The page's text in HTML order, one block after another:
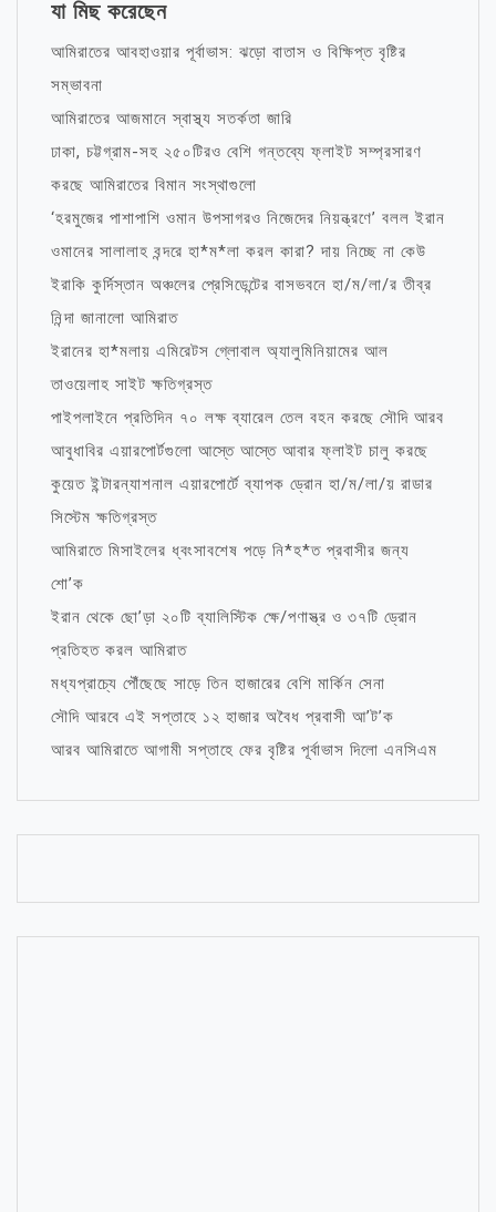
যা মিছ করেছেন
আমিরাতের আবহাওয়ার পূর্বাভাস: ঝড়ো বাতাস ও বিক্ষিপ্ত বৃষ্টির
সম্ভাবনা
আমিরাতের আজমানে স্বাস্থ্য সতর্কতা জারি
ঢাকা, চট্টগ্রাম-সহ ২৫০টিরও বেশি গন্তব্যে ফ্লাইট সম্প্রসারণ
করছে আমিরাতের বিমান সংস্থাগুলো
‘হরমুজের পাশাপাশি ওমান উপসাগরও নিজেদের নিয়ন্ত্রণে’ বলল ইরান
ওমানের সালালাহ বন্দরে হা*ম*লা করল কারা? দায় নিচ্ছে না কেউ
ইরাকি কুর্দিস্তান অঞ্চলের প্রেসিডেন্টের বাসভবনে হা/ম/লা/র তীব্র
নিন্দা জানালো আমিরাত
ইরানের হা*মলায় এমিরেটস গ্লোবাল অ্যালুমিনিয়ামের আল
তাওয়েলাহ সাইট ক্ষতিগ্রস্ত
পাইপলাইনে প্রতিদিন ৭০ লক্ষ ব্যারেল তেল বহন করছে সৌদি আরব
আবুধাবির এয়ারপোর্টগুলো আস্তে আস্তে আবার ফ্লাইট চালু করছে
কুয়েত ইন্টারন্যাশনাল এয়ারপোর্টে ব্যাপক ড্রোন হা/ম/লা/য় রাডার
সিস্টেম ক্ষতিগ্রস্ত
আমিরাতে মিসাইলের ধ্বংসাবশেষ পড়ে নি*হ*ত প্রবাসীর জন্য
শো’ক
ইরান থেকে ছো’ড়া ২০টি ব্যালিস্টিক ক্ষে/পণাস্ত্র ও ৩৭টি ড্রোন
প্রতিহত করল আমিরাত
মধ্যপ্রাচ্যে পৌঁছেছে সাড়ে তিন হাজারের বেশি মার্কিন সেনা
সৌদি আরবে এই সপ্তাহে ১২ হাজার অবৈধ প্রবাসী আ’ট’ক
আরব আমিরাতে আগামী সপ্তাহে ফের বৃষ্টির পূর্বাভাস দিলো এনসিএম